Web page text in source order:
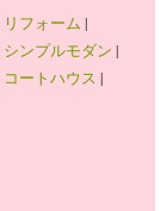
リフォーム |
シンプルモダン |
コートハウス |